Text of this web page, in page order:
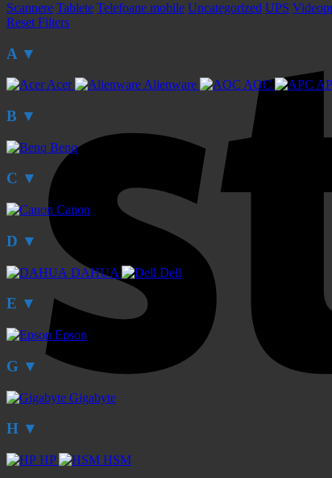
Scannere Tablete Telefoane mobile Uncategorized UPS
Reset Filters
A ▼
Acer Alienware AOC
B ▼
Benq
C ▼
Canon
D ▼
DAHUA Dell
E ▼
Epson
G ▼
Gigabyte
H ▼
HP HSM